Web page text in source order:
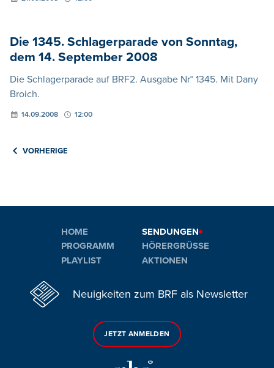
Die 1345. Schlagerparade von Sonntag,
dem 14. September 2008
Die Schlagerparade auf BRF2. Ausgabe Nr° 1345. Mit Dany
Broich.
14.09.2008 12:00
VORHERIGE
HOME
PROGRAMM
PLAYLIST
SENDUNGEN
HÖRERGRÜSSE
AKTIONEN
Neuigkeiten zum BRF als Newsletter
JETZT ANMELDEN